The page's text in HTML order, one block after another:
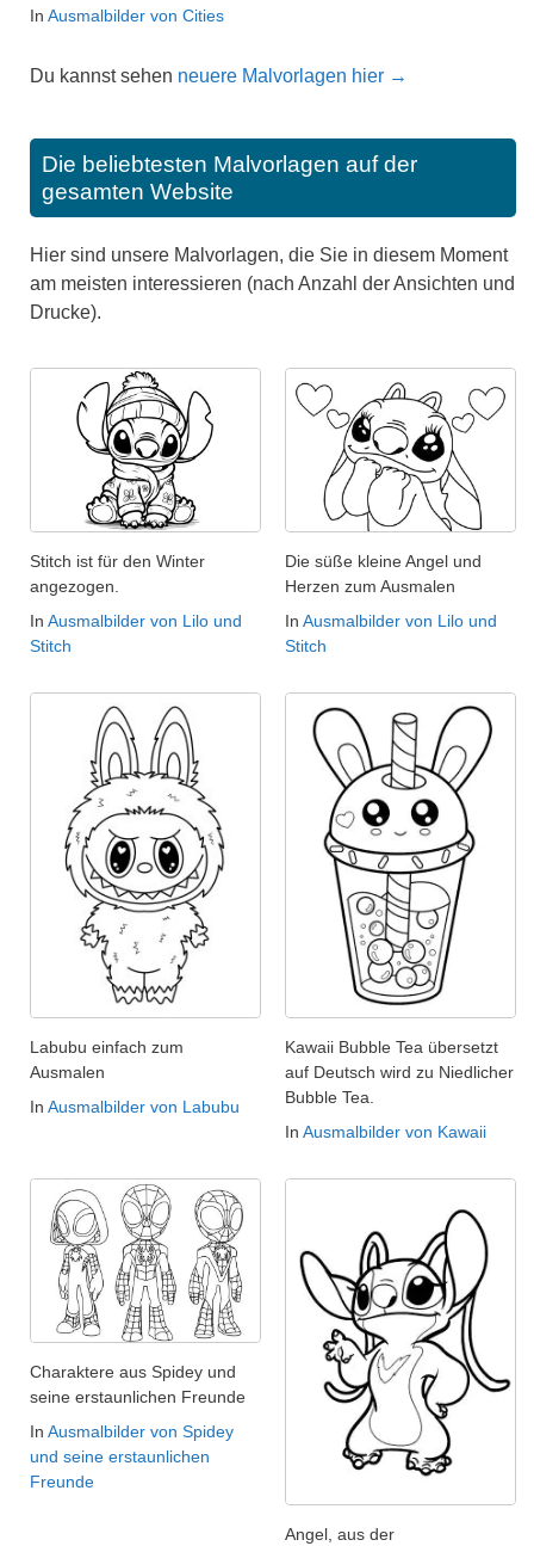
In Ausmalbilder von Cities
Du kannst sehen neuere Malvorlagen hier →
Die beliebtesten Malvorlagen auf der
gesamten Website
Hier sind unsere Malvorlagen, die Sie in diesem Moment
am meisten interessieren (nach Anzahl der Ansichten und
Drucke).
Stitch ist für den Winter
angezogen.
In Ausmalbilder von Lilo und
Stitch
Die süße kleine Angel und
Herzen zum Ausmalen
In Ausmalbilder von Lilo und
Stitch
Labubu einfach zum
Ausmalen
In Ausmalbilder von Labubu
Kawaii Bubble Tea übersetzt
auf Deutsch wird zu Niedlicher
Bubble Tea.
In Ausmalbilder von Kawaii
Charaktere aus Spidey und
seine erstaunlichen Freunde
In Ausmalbilder von Spidey
und seine erstaunlichen
Freunde
Angel, aus der